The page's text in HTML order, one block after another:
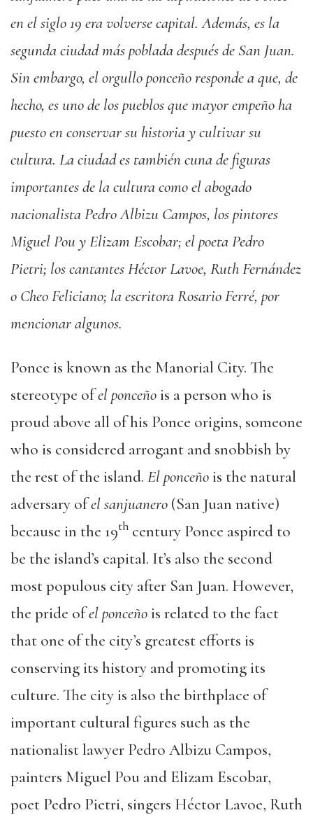
en el siglo 19 era volverse capital. Además, es la
segunda ciudad más poblada después de San Juan.
Sin embargo, el orgullo ponceño responde a que, de
hecho, es uno de los pueblos que mayor empeño ha
puesto en conservar su historia y cultivar su
cultura. La ciudad es también cuna de figuras
importantes de la cultura como el abogado
nacionalista Pedro Albizu Campos, los pintores
Miguel Pou y Elizam Escobar; el poeta Pedro
Pietri; los cantantes Héctor Lavoe, Ruth Fernández
o Cheo Feliciano; la escritora Rosario Ferré, por
mencionar algunos.
Ponce is known as the Manorial City. The
stereotype ofel ponceñois a person who is
proud above all of his Ponce origins, someone
who is considered arrogant and snobbish by
the rest of the island. El ponceñois the natural
adversary ofel sanjuanero (San Juan native)
because in the 19th century Ponce aspired to
be the island’s capital. It’s also the second
most populous city after San Juan. However,
the pride ofel ponceñois related to the fact
that one of the city’s greatest efforts is
conserving its history and promoting its
culture. The city is also the birthplace of
important cultural figures such as the
nationalist lawyer Pedro Albizu Campos,
painters Miguel Pou and Elizam Escobar,
poet Pedro Pietri, singers Héctor Lavoe, Ruth